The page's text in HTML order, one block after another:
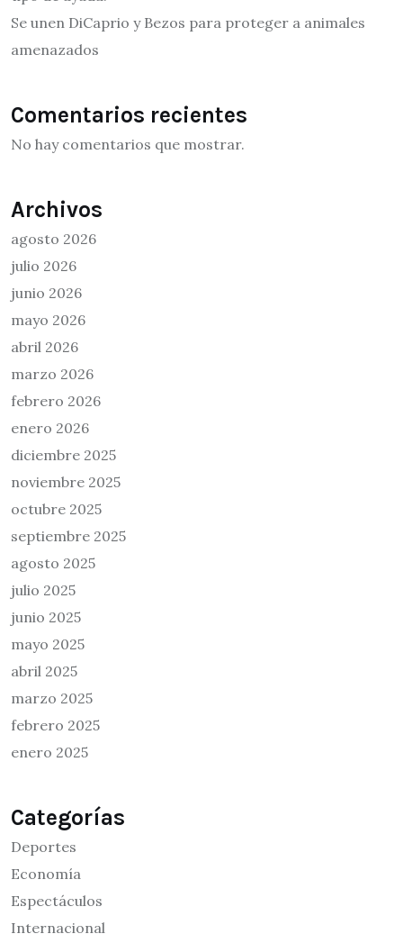
Se unen DiCaprio y Bezos para proteger a animales
amenazados
Comentarios recientes
No hay comentarios que mostrar.
Archivos
agosto 2026
julio 2026
junio 2026
mayo 2026
abril 2026
marzo 2026
febrero 2026
enero 2026
diciembre 2025
noviembre 2025
octubre 2025
septiembre 2025
agosto 2025
julio 2025
junio 2025
mayo 2025
abril 2025
marzo 2025
febrero 2025
enero 2025
Categorías
Deportes
Economía
Espectáculos
Internacional